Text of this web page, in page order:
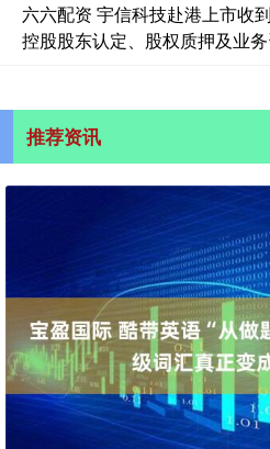
六六配资 宇信科技赴港上市收
控股股东认定、股权质押及业
推荐资讯